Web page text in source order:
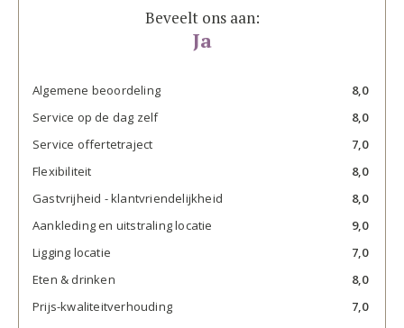
Beveelt ons aan:
Ja
Algemene beoordeling
8,0
Service op de dag zelf
8,0
Service offertetraject
7,0
Flexibiliteit
8,0
Gastvrijheid - klantvriendelijkheid
8,0
Aankleding en uitstraling locatie
9,0
Ligging locatie
7,0
Eten & drinken
8,0
Prijs-kwaliteitverhouding
7,0